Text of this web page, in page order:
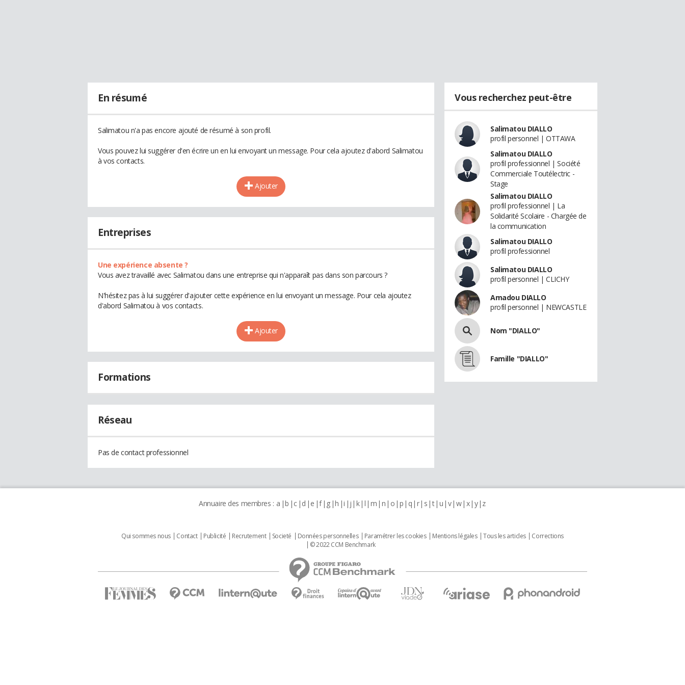
En résumé
Salimatou n'a pas encore ajouté de résumé à son profil.
Vous pouvez lui suggérer d'en écrire un en lui envoyant un message. Pour cela ajoutez d'abord Salimatou
à vos contacts.
Ajouter
Entreprises
Une expérience absente ?
Vous avez travaillé avec Salimatou dans une entreprise qui n'apparaît pas dans son parcours ?
N'hésitez pas à lui suggérer d'ajouter cette expérience en lui envoyant un message. Pour cela ajoutez
d'abord Salimatou à vos contacts.
Ajouter
Formations
Réseau
Pas de contact professionnel
Vous recherchez peut-être
Salimatou DIALLO
profil personnel | OTTAWA
Salimatou DIALLO
profil professionnel | Société
Commerciale Toutélectric -
Stage
Salimatou DIALLO
profil professionnel | La
Solidarité Scolaire - Chargée de
la communication
Salimatou DIALLO
profil professionnel
Salimatou DIALLO
profil personnel | CLICHY
Amadou DIALLO
profil personnel | NEWCASTLE
Nom "DIALLO"
Famille "DIALLO"
Annuaire des membres : a b c d e f g h i j k l m n o p q r s t u v w x y z
Qui sommes nous Contact Publicité Recrutement Societé Données personnelles Paramétrer les cookies Mentions légales Tous les articles
Corrections
© 2022 CCM Benchmark